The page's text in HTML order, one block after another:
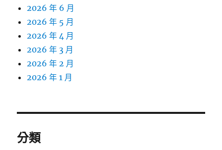
2026 年 6 月
2026 年 5 月
2026 年 4 月
2026 年 3 月
2026 年 2 月
2026 年 1 月
分類